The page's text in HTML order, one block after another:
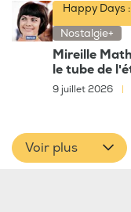
Happy Days
Nostalgie+
Mireille
le tube de
9 juillet 2026
Voir plus